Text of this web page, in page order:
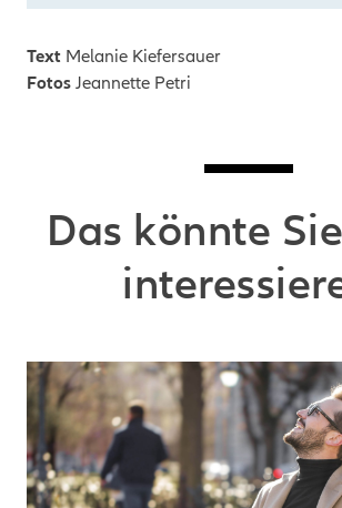
Text Melanie Kiefersauer
Fotos Jeannette Petri
Das könnte